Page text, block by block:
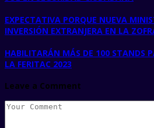
EXPECTATIVA PORQUE NUEVA
INVERSIÓN EXTRANJERA EN LA
HABILITARÁN MÁS DE 100 STANDS
LA FERITAC 2023
Leave a Comment